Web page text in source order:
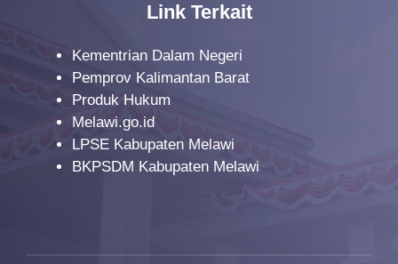
Link Terkait
Kementrian Dalam Negeri
Pemprov Kalimantan Barat
Produk Hukum
Melawi.go.id
LPSE Kabupaten Melawi
BKPSDM Kabupaten Melawi